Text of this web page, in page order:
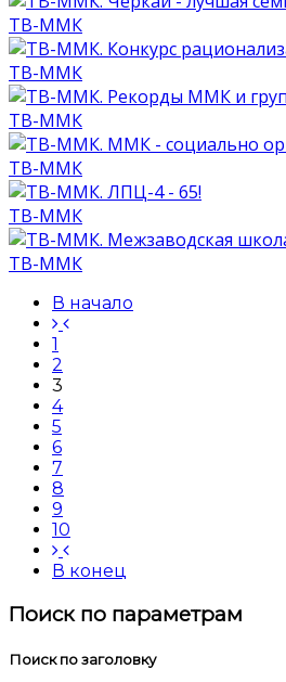
ТВ-ММК
ТВ-ММК
ТВ-ММК
ТВ-ММК
ТВ-ММК
ТВ-ММК
В начало
1
2
3
4
5
6
7
8
9
10
В конец
Поиск по параметрам
Поиск по заголовку